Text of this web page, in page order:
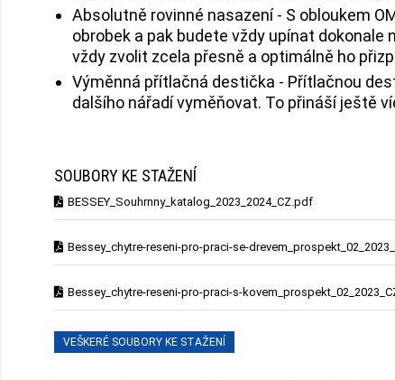
Absolutně rovinné nasazení - S obloukem
obrobek a pak budete vždy upínat
vždy zvolit zcela přesně a optimálně ho
Výměnná přítlačná destička - Přítlačnou
dalšího nářadí vyměňovat. To přináší ještě
SOUBORY KE STAŽENÍ
BESSEY_Souhrnny_katalog_2023_2024_CZ.pdf
Bessey_chytre-reseni-pro-praci-se-
Bessey_chytre-reseni-pro-praci-s-
VEŠKERÉ SOUBORY KE STAŽENÍ